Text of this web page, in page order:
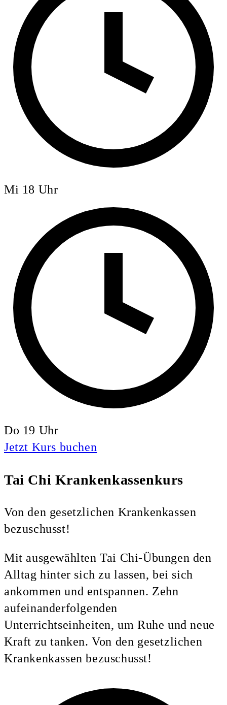
Mi 18 Uhr
Do 19 Uhr
Jetzt Kurs buchen
Tai Chi Krankenkassenkurs
Von den gesetzlichen Krankenkassen
bezuschusst!
Mit ausgewählten Tai Chi-Übungen den
Alltag hinter sich zu lassen, bei sich
ankommen und entspannen. Zehn
aufeinanderfolgenden
Unterrichtseinheiten, um Ruhe und neue
Kraft zu tanken. Von den gesetzlichen
Krankenkassen bezuschusst!